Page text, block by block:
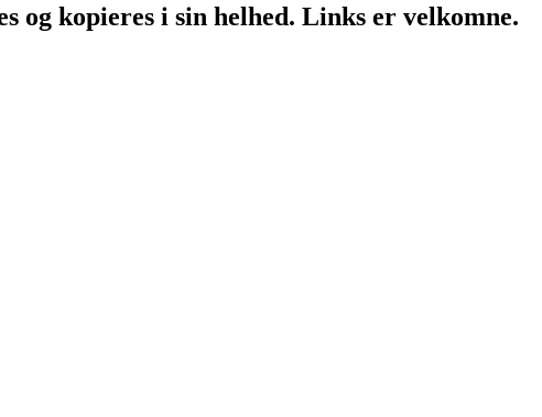
kopieres i sin helhed. Links er velkomne.